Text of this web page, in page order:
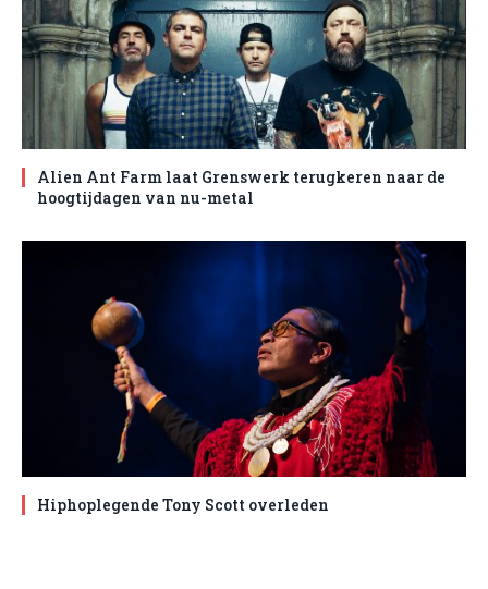
Alien Ant Farm laat Grenswerk terugkeren naar de
hoogtijdagen van nu-metal
Hiphoplegende Tony Scott overleden